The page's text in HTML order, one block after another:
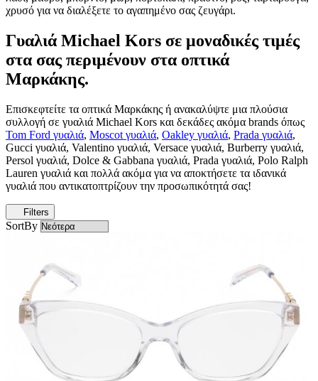
χρυσό για να διαλέξετε το αγαπημένο σας ζευγάρι.
Γυαλιά Michael Kors σε μοναδικές τιμές
στα σας περιμένουν στα οπτικά
Μαρκάκης.
Επισκεφτείτε τα οπτικά Μαρκάκης ή ανακαλύψτε μια πλούσια
συλλογή σε γυαλιά Michael Kors και δεκάδες ακόμα brands όπως
Tom Ford γυαλιά, Moscot γυαλιά, Oakley γυαλιά, Prada γυαλιά,
Gucci γυαλιά, Valentino γυαλιά, Versace γυαλιά, Burberry γυαλιά,
Persol γυαλιά, Dolce & Gabbana γυαλιά, Prada γυαλιά, Polo Ralph
Lauren γυαλιά και πολλά ακόμα για να αποκτήσετε τα ιδανικά
γυαλιά που αντικατοπτρίζουν την προσωπικότητά σας!
Filters
SortBy